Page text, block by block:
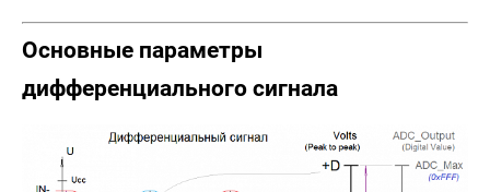
Основные параметры
дифференциального сигнала